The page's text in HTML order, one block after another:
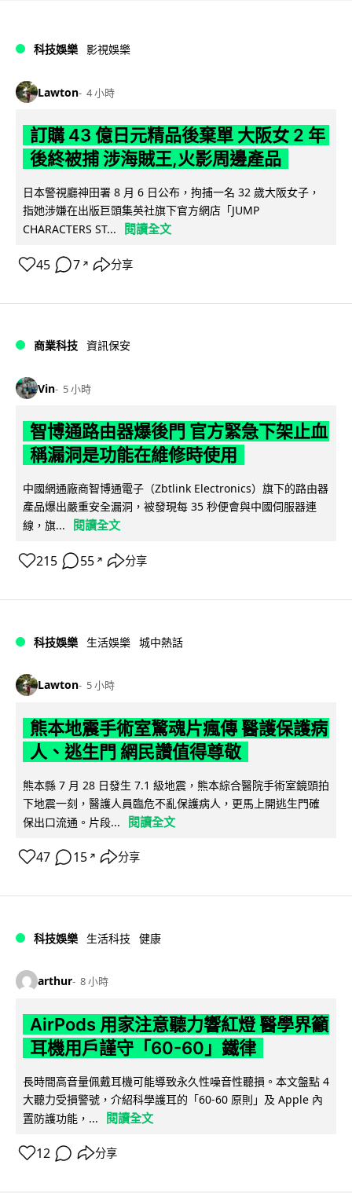
科技娛樂 影視娛樂
Lawton 4 小時
訂購 43 億日元精品後棄單 大阪女 2 年
後終被捕 涉海賊王,火影周邊產品
日本警視廳神田署 8 月 6 日公布，拘捕一名 32 歲大阪女子，
指她涉嫌在出版巨頭集英社旗下官方網店「JUMP
CHARACTERS ST...
閱讀全文
45 7 ↗ 分享
商業科技 資訊保安
Vin 5 小時
智博通路由器爆後門 官方緊急下架止血
稱漏洞是功能在維修時使用
中國網通廠商智博通電子（Zbtlink Electronics）旗下的路由器
產品爆出嚴重安全漏洞，被發現每 35 秒便會與中國伺服器連
線，旗...
閱讀全文
215 55 ↗ 分享
科技娛樂 生活娛樂 城中熱話
Lawton 5 小時
熊本地震手術室驚魂片瘋傳 醫護保護病
人、逃生門 網民讚值得尊敬
熊本縣 7 月 28 日發生 7.1 級地震，熊本綜合醫院手術室鏡頭拍
下地震一刻，醫護人員臨危不亂保護病人，更馬上開逃生門確
保出口流通。片段...
閱讀全文
47 15 ↗ 分享
科技娛樂 生活科技 健康
arthur 8 小時
AirPods 用家注意聽力響紅燈 醫學界籲
耳機用戶謹守「60-60」鐵律
長時間高音量佩戴耳機可能導致永久性噪音性聽損。本文盤點 4
大聽力受損警號，介紹科學護耳的「60-60 原則」及 Apple 內
置防護功能，...
閱讀全文
12 分享